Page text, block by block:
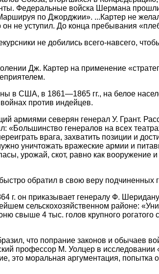
Федеральные войска Шермана
по Джорджии». ...Картер не желал
не уступил. До конца пребывания
не добились всего-навсего,
Дж. Картер на применение
в США, в 1861—1865 гг., на белое
против индейцев.
армиями северян генерал У. Грант.
генералов на всех
врага, захватить позиции и
уничтожать вражеские армии и
урожай, скот, равно как
обратил в свою веру
г. он приказывает генералу Ф.
сельскохозяйственном районе:
свыше 4 тыс. голов крупного
что попрание законов и
профессор М. Уолцер в
это моральная аргументация,